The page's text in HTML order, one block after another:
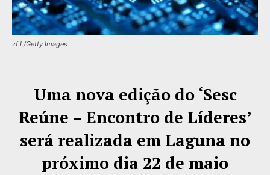
zf L/Getty Images
Uma nova edição do ‘Sesc
Reúne – Encontro de Líderes’
será realizada em Laguna no
próximo dia 22 de maio